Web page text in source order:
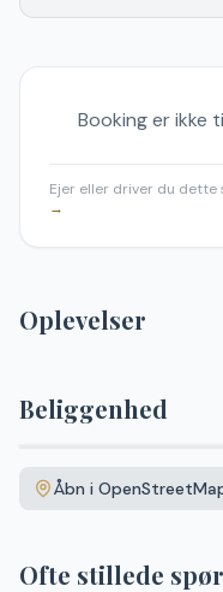
Booking er ikke
Ejer eller driver du dette
→
Oplevelser
Beliggenhed
+Åbn i
Ofte stillede